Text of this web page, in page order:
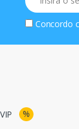
Concordo
%